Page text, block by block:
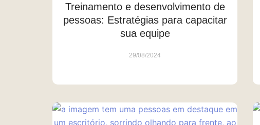
Treinamento e desenvolvimento de
pessoas: Estratégias para capacitar
sua equipe
29/08/2024